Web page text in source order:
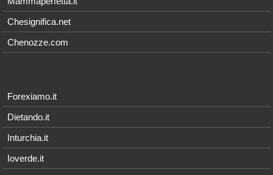
Chesignifica.net
Chenozze.com
Forexiamo.it
Dietando.it
Inturchia.it
Ioverde.it